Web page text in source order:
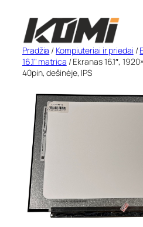
turinio
Pradžia / Kompiuteriai ir priedai /
16.1" matrica / Ekranas 16.1″,
40pin, dešinėje, IPS